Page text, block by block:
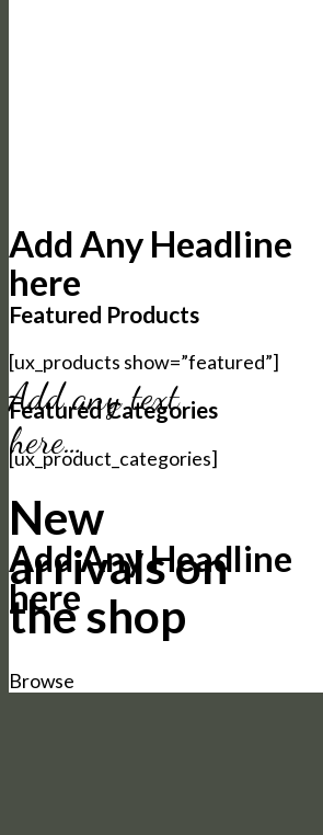
Add any text
here…
New
arrivals on
the shop
Browse
Add Any Headline
here
Add Any Headline
here
Featured Products
[ux_products show=”featured”]
Featured Categories
[ux_product_categories]